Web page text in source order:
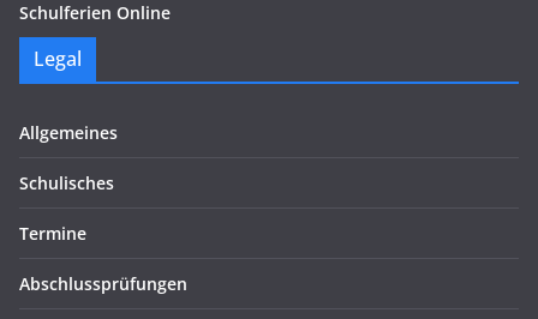
Schulferien Online
Legal
Allgemeines
Schulisches
Termine
Abschlussprüfungen